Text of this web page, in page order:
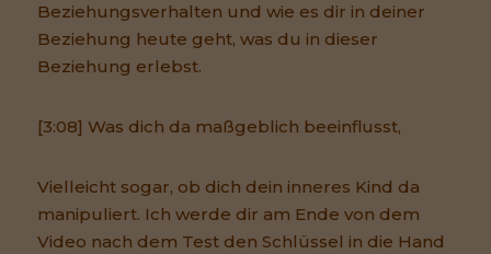
Beziehungsverhalten und wie es dir in deiner
Beziehung heute geht, was du in dieser
Beziehung erlebst.
[3:08] Was dich da maßgeblich beeinflusst,
Vielleicht sogar, ob dich dein inneres Kind da
manipuliert. Ich werde dir am Ende von dem
Video nach dem Test den Schlüssel in die Hand